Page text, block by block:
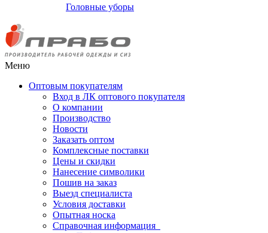
Головные уборы
Меню
Оптовым покупателям
Вход в ЛК оптового покупателя
О компании
Производство
Новости
Заказать оптом
Комплексные поставки
Цены и скидки
Нанесение символики
Пошив на заказ
Выезд специалиста
Условия доставки
Опытная носка
Справочная информация